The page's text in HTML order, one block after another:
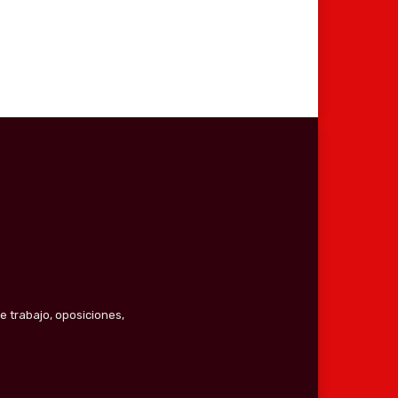
trabajo, oposiciones,